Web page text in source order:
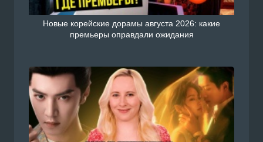
Новые корейские дорамы августа 2026: какие
премьеры оправдали ожидания